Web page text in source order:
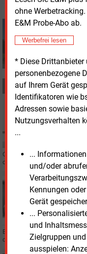
ohne
E&M Probe-Abo ab.
Werbefrei lesen
* Diese Drittanbieter
personenbezogene
auf Ihrem Gerät
Identifikatoren wie
Adressen sowie
Nutzungsverhalten
...
...
und/oder
Kennungen
Gerät
...
und
Zielgruppen
ausspielen:
Chefsessel in Oberfranken zu
der Suche nach einer neuen
MET
Beim Energieunternehmen
der Deutschlandtochter.